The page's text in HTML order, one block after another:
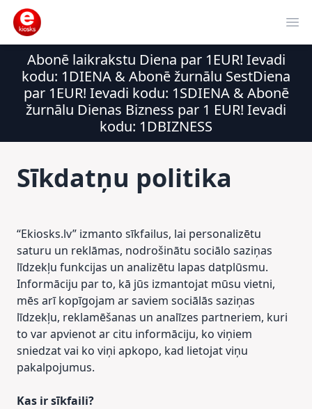
Abonē laikrakstu Diena par 1EUR! Ievadi
kodu: 1DIENA & Abonē žurnālu SestDiena
par 1EUR! Ievadi kodu: 1SDIENA & Abonē
žurnālu Dienas Bizness par 1 EUR! Ievadi
kodu: 1DBIZNESS
Sīkdatņu politika
“Ekiosks.lv” izmanto sīkfailus, lai personalizētu
saturu un reklāmas, nodrošinātu sociālo saziņas
līdzekļu funkcijas un analizētu lapas datplūsmu.
Informāciju par to, kā jūs izmantojat mūsu vietni,
mēs arī kopīgojam ar saviem sociālās saziņas
līdzekļu, reklamēšanas un analīzes partneriem, kuri
to var apvienot ar citu informāciju, ko viņiem
sniedzat vai ko viņi apkopo, kad lietojat viņu
pakalpojumus.
Kas ir sīkfaili?